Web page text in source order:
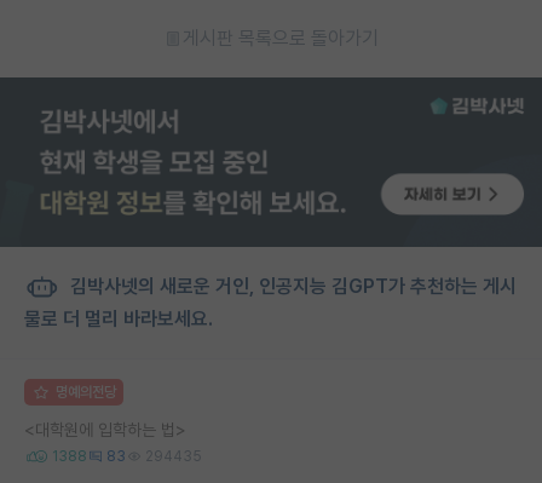
게시판 목록으로 돌아가기
김박사넷의 새로운 거인, 인공지능 김GPT가 추천하는 게시
물로 더 멀리 바라보세요.
명예의전당
<대학원에 입학하는 법>
1388 83 294435